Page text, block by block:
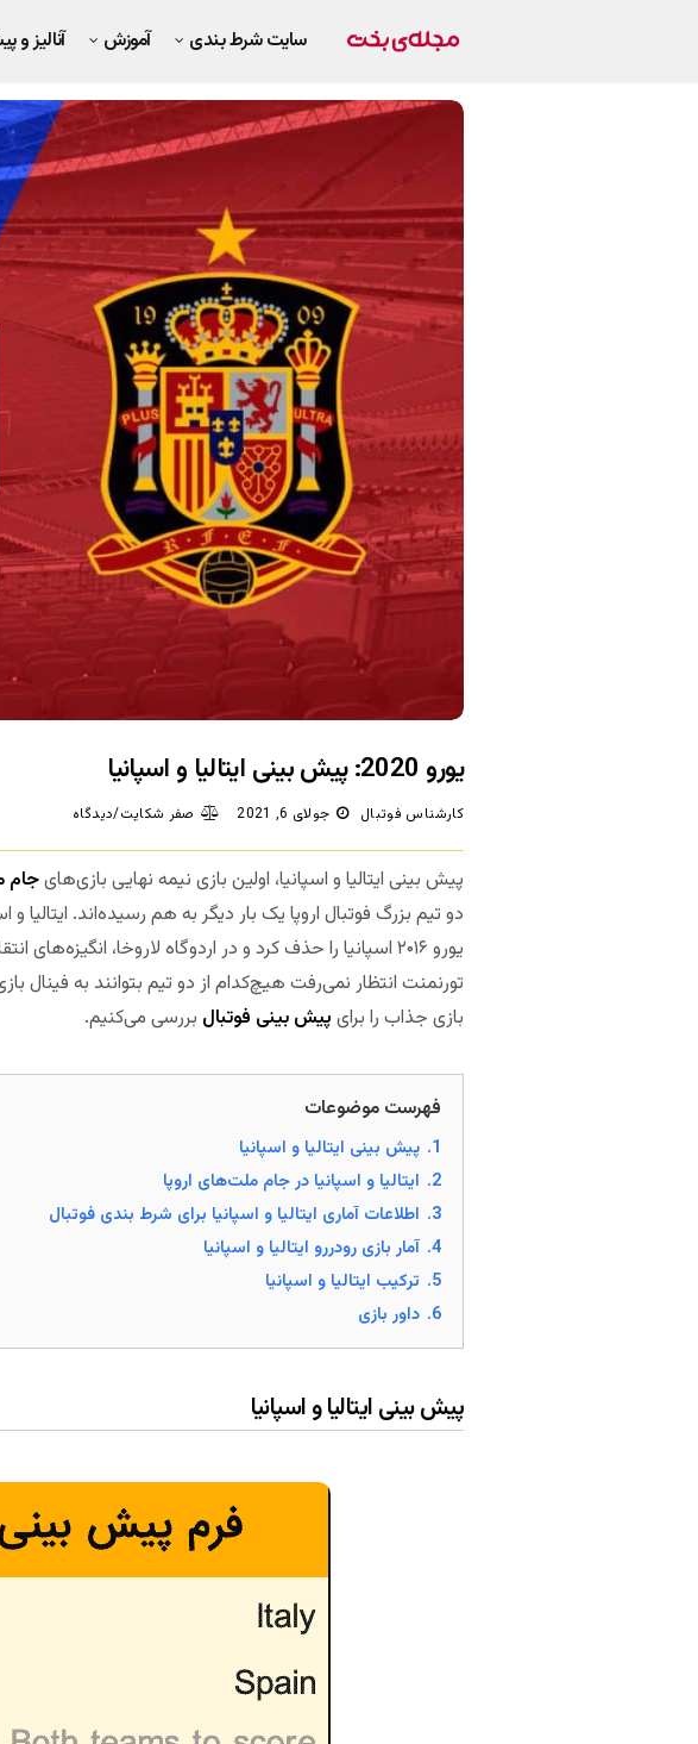
سایت شرط بندی آموزش آنالیز و
یورو 2020: پیش بینی ایتالیا و اسپانیا
کارشناس فوتبال جولای 6, 2021 صفر شکایت/دیدگاه
پیش بینی ایتالیا و اسپانیا، اولین بازی نیمه نهایی بازی‌هایجام
یورو ۲۰۱۶ اسپانیا را حذف کرد و در اردوگاه لاروخا،
تورنمنت انتظار نمی‌رفت هیچ‌کدام از دو تیم بتوانند به
بازی جذاب را برای پیش بینی فوتبال بررسی می‌کنیم.
فهرست موضوعات
1. پیش بینی ایتالیا و اسپانیا
2. ایتالیا و اسپانیا در جام ملت‌های اروپا
3. اطلاعات آماری ایتالیا و اسپانیا برای شرط بندی فوتبال
4. آمار بازی رودررو ایتالیا و اسپانیا
5. ترکیب ایتالیا و اسپانیا
6. داور بازی
پیش بینی ایتالیا و اسپانیا